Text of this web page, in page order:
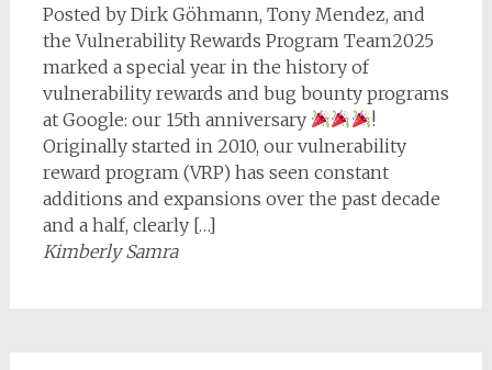
Posted by Dirk Göhmann, Tony Mendez, and
the Vulnerability Rewards Program Team2025
marked a special year in the history of
vulnerability rewards and bug bounty programs
at Google: our 15th anniversary
!
Originally started in 2010, our vulnerability
reward program (VRP) has seen constant
additions and expansions over the past decade
and a half, clearly […]
Kimberly Samra